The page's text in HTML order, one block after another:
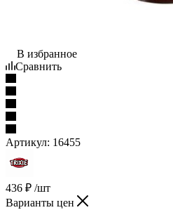
В избранное
Сравнить
Артикул: 16455
436 ₽ /шт
Варианты цен